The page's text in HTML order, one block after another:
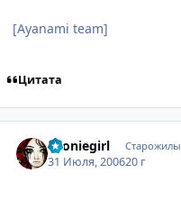
[Ayanami team]
Цитата
Tooniegirl Старожилы
31 Июля, 200620 г